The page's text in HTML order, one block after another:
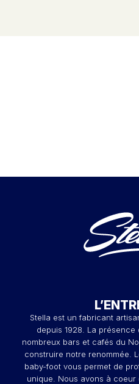
Stella est un fabricant
depuis 1928. La
nombreux bars et cafés du
construire notre renommée.
baby-foot vous permet de
unique. Nous avons à